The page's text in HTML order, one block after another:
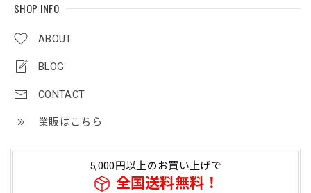
SHOP INFO
ABOUT
BLOG
CONTACT
業販はこちら
5,000円以上のお買い上げで
全国送料無料！